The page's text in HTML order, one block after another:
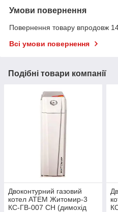
Умови повернення
Повернення товару впродовж
Всі умови повернення
Подібні товари компанії
Двоконтурний газовий
котел АТЕМ Житомир-3
КС-ГВ-007 СН (димохід